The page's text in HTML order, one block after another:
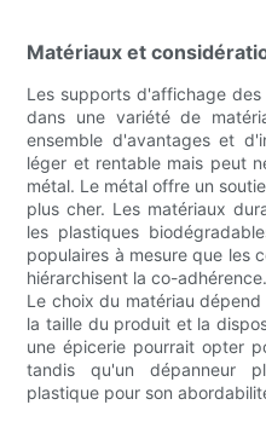
Matériaux et
Les supports d'affichage
dans une variété de
ensemble d'avantages et
léger et rentable mais peut
métal. Le métal offre un
plus cher. Les matériaux
les plastiques
populaires à mesure que les
hiérarchisent la co-adhérence.
Le choix du matériau
la taille du produit et la
une épicerie pourrait opter
tandis qu'un dépanneur
plastique pour son